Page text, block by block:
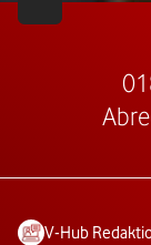
V-Hub